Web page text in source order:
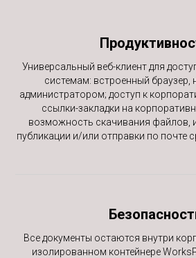
Универсальный веб-клиент для
системам: встроенный браузер,
администратором; доступ к
ссылки-закладки на
возможность скачивания файлов,
публикации и/или отправки по почте
Все документы остаются внутри
изолированном контейнере